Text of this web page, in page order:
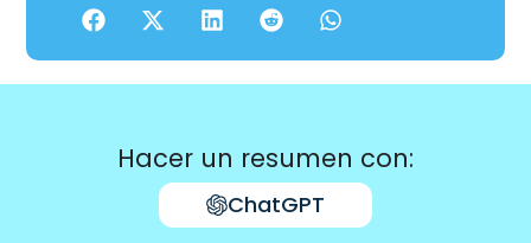
Hacer un resumen con:
ChatGPT